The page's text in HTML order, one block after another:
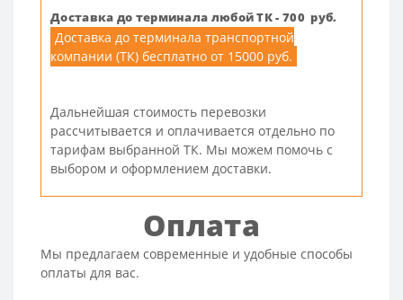
Доставка до терминала любой ТК - 700 руб.
Доставка до терминала транспортной
компании (ТК) бесплатно от 15000 руб.
Дальнейшая стоимость перевозки
рассчитывается и оплачивается отдельно по
тарифам выбранной ТК. Мы можем помочь с
выбором и оформлением доставки.
Оплата
Мы предлагаем современные и удобные способы
оплаты для вас.